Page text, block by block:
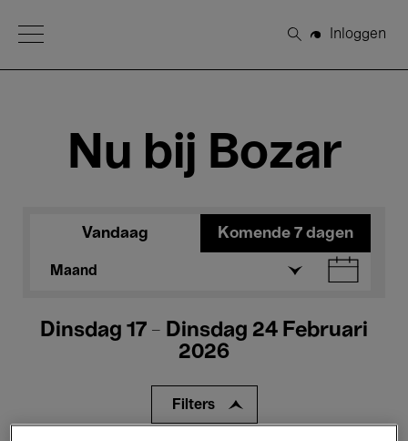
Open Menu
Zoeken
Inloggen
Nu bij Bozar
Vandaag Komende 7 dagen
Maand
Dinsdag 17 - Dinsdag 24 Februari
2026
Filters